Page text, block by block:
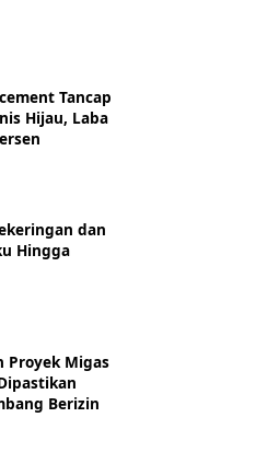
Tancap
Hijau, Laba
dan
Hingga
Proyek Migas
Berizin